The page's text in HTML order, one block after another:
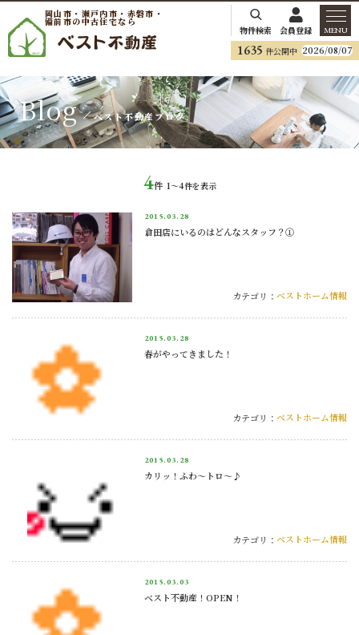
岡山市・瀬戸内市・赤磐市・
備前市の中古住宅なら
物件検索 会員登録 MENU
1635 件公開中 2026/08/07
Blog ベスト不動産ブログ
4件 1〜4件を表示
2015.03.28
倉田店にいるのはどんなスタッフ？①
カテゴリ： ベストホーム情報
2015.03.28
春がやってきました！
カテゴリ： ベストホーム情報
2015.03.28
カリッ！ふわ～トロ～♪
カテゴリ： ベストホーム情報
2015.03.03
ベスト不動産！OPEN！